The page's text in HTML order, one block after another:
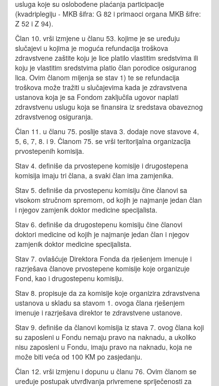
usluga koje su oslobođene plaćanja participacije
(kvadriplegiju - MKB šifra: G 82 i primaoci organa MKB šifre:
Z 52 i Z 94).
Član 10. vrši izmjene u članu 53. kojime je se uređuju
slučajevi u kojima je moguća refundacija troškova
zdravstvene zaštite koju je lice platilo vlastitim sredstvima ili
koju je vlastitim sredstvima platio član porodice osiguranog
lica. Ovim članom mijenja se stav 1) te se refundacija
troškova može tražiti u slučajevima kada je zdravstvena
ustanova koja je sa Fondom zaključila ugovor naplati
zdravstvenu uslugu koja se finansira iz sredstava obaveznog
zdravstvenog osiguranja.
Član 11. u članu 75. poslije stava 3. dodaje nove stavove 4,
5, 6, 7, 8. i 9. Članom 75. se vrši teritorijalna organizacija
prvostepenih komisija.
Stav 4. definiše da prvostepene komisije i drugostepena
komisija imaju tri člana, a svaki član ima zamjenika.
Stav 5. definiše da prvostepenu komisiju čine članovi sa
visokom stručnom spremom, od kojih je najmanje jedan član
i njegov zamjenik doktor medicine specijalista.
Stav 6. definiše da drugostepenu komisiju čine članovi
doktori medicine od kojih je najmanje jedan član i njegov
zamjenik doktor medicine specijalista.
Stav 7. ovlašćuje Direktora Fonda da rješenjem imenuje i
razrješava članove prvostepene komisije koje organizuje
Fond, kao i drugostepenu komisiju.
Stav 8. propisuje da za komisije koje organizira zdravstvena
ustanova u skladu sa stavom 1. ovoga člana rješenjem
imenuje i razrješava direktor te zdravstvene ustanove.
Stav 9. definiše da članovi komisija iz stava 7. ovog člana koji
su zaposleni u Fondu nemaju pravo na naknadu, a ukoliko
nisu zaposleni u Fondu, imaju pravo na naknadu, koja ne
može biti veća od 100 KM po zasjedanju.
Član 12. vrši izmjenu i dopunu u članu 76. Ovim članom se
uređuje postupak utvrđivanja privremene spriječenosti za